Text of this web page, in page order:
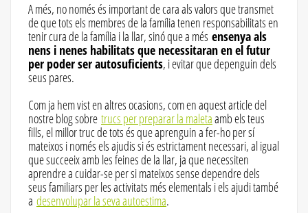
A més, no només és important de cara als valors que transmet
de que tots els membres de la família tenen responsabilitats en
tenir cura de la família i la llar, sinó que a més ensenya als
nens i nenes habilitats que necessitaran en el futur
per poder ser autosuficients, i evitar que depenguin dels
seus pares.
Com ja hem vist en altres ocasions, com en aquest article del
nostre blog sobre trucs per preparar la maletaamb els teus
fills, el millor truc de tots és que aprenguin a fer-ho per sí
mateixos i només els ajudis si és estrictament necessari, al igual
que succeeix amb les feines de la llar, ja que necessiten
aprendre a cuidar-se per si mateixos sense dependre dels
seus familiars per les activitats més elementals i els ajudi també
a desenvolupar la seva autoestima.